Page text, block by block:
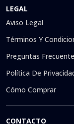
LEGAL
Aviso Legal
Términos Y
Preguntas
Política De
Cómo Comprar
CONTACTO